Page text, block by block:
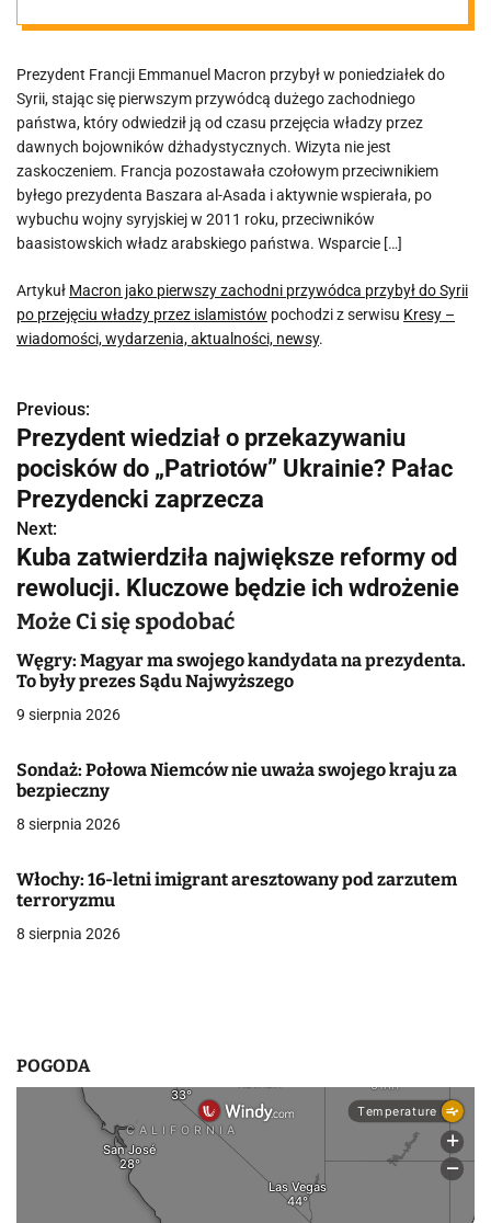
przybył do Syrii
po przejęciu
władzy przez
islamistów
Prezydent Francji Emmanuel Macron przybył w poniedziałek do
Syrii, stając się pierwszym przywódcą dużego zachodniego
państwa, który odwiedził ją od czasu przejęcia władzy przez
dawnych bojowników dżhadystycznych. Wizyta nie jest
zaskoczeniem. Francja pozostawała czołowym przeciwnikiem
byłego prezydenta Baszara al-Asada i aktywnie wspierała, po
wybuchu wojny syryjskiej w 2011 roku, przeciwników
baasistowskich władz arabskiego państwa. Wsparcie […]
Artykuł Macron jako pierwszy zachodni przywódca przybył do Syrii
po przejęciu władzy przez islamistów pochodzi z serwisu Kresy –
wiadomości, wydarzenia, aktualności, newsy.
N
a
w
i
g
a
c
j
w
p
i
s
Previous:
Prezydent wiedział o przekazywaniu
pocisków do „Patriotów” Ukrainie? Pałac
Prezydencki zaprzecza
Next:
Kuba zatwierdziła największe reformy od
rewolucji. Kluczowe będzie ich wdrożenie
Może Ci się spodobać
Węgry: Magyar ma swojego kandydata na prezydenta.
To były prezes Sądu Najwyższego
9 sierpnia 2026
Sondaż: Połowa Niemców nie uważa swojego kraju za
bezpieczny
8 sierpnia 2026
Włochy: 16-letni imigrant aresztowany pod zarzutem
terroryzmu
8 sierpnia 2026
POGODA